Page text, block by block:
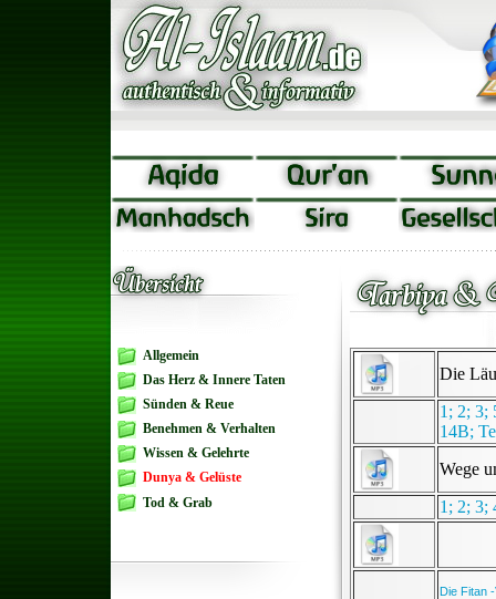
Allgemein
Das Herz & Innere Taten
Sünden & Reue
Benehmen & Verhalten
Wissen & Gelehrte
Dunya & Gelüste
Tod & Grab
Die
1 ; 2; 3;
14B;
Wege
1; 2; 3;
Die Fitan